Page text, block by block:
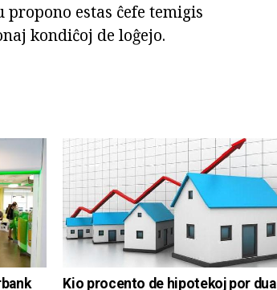
estas ĉefe temigis
kondiĉoj de loĝejo.
Kio procento de hipotekoj por dua